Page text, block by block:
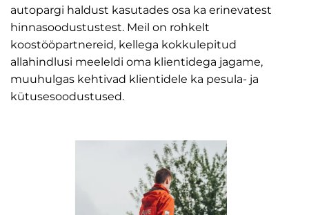
autopargi haldust kasutades osa ka erinevatest
hinnasoodustustest. Meil on rohkelt
koostööpartnereid, kellega kokkulepitud
allahindlusi meeleldi oma klientidega jagame,
muuhulgas kehtivad klientidele ka pesula- ja
kütusesoodustused.